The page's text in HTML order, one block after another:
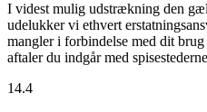
I videst mulig udstrækning den
udelukker vi ethvert
mangler i forbindelse med dit
aftaler du indgår med
14.4